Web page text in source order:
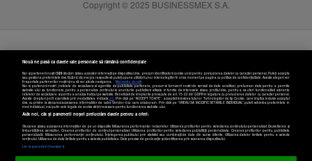
Copyright © 2025 BUSINESSMEX S.A.
Setări cookies
Nouă ne pasă ca datele tale personale să rămână confidențiale
Noi și partenerii noștri589stocăm și/sau accesăm informații pe dispozitivul dvs., precum identificatorii cookie unici pentru prelucrarea datelor cu caracter personal. Puteți accepta
sau gestiona preferințele dvs. făcând clic mai jos, respectiv vă puteți opune utilizării unui interes legitim în orice moment pe pagina cu politica de confidențialitate. Aceste alegeri vor
fi raportate partenerilor noștri și nu vă vor afecta navigarea.
Mai multe detalii
Noi si partenerii nostri (retelele de socializare si agentiile de publicitate partenere, precum si furnizorii nostri de servicii de date analitice) prelucram date pentru a permite
website-ului sa functioneze, pentru a personaliza continutul si anunturile publicitare afisate in functie de interesele si/sau profilul dvs., pentru a va oferi functionalitati aferente
retelelor de socializare si pentru a analiza traficul pe website. Beneficiati de drepturile prevazute de art. 15-22 din GDPR in legatura cu prelucrarea datelor cu caracter personal.
Aceste drepturi pot fi exercitate prin modalitatea indicataaici. Prin click pe “ACCEPT TOATE”, acceptati folosirea tuturor Tehnologiilor de tip Cookie, care implica inclusiv acceptul
dvs. cu privire la stocarea/accesarea informatiilor de catre Vendor-ii cu care colaboram. Prin click pe “VREAU SA MODIFIC SETARILE INDIVIDUAL” puteti schimba preferintele in
mod individual, mai putin cele legate de cookie strict necesare pentru functionarea website-ului.
Atât noi, cât și partenerii noștri prelucrăm datele pentru a oferi:
Stocarea și/sau accesarea informațiilor de pe un dispozitiv. Măsurarea performanței reclamelor. Utilizarea profilurilor pentru selectarea conținutului personalizat. Dezvoltarea și
îmbunătățirea serviciilor. Crearea profilurilor de conținut personalizat. Utilizarea profilurilor pentru selectarea publicității personalizate. Crearea profilurilor pentru publicitate
personalizată. Măsurarea performanței conținutului. Înțelegerea publicului prin statistici sau combinații de date din surse diferite. Utilizarea datelor limitate pentru a selecta
conținutul. Utilizarea de date limitate pentru a selecta publicitatea. Date precise de geolocație și identificarea prin scanarea dispozitivului.
Listă parteneri (furnizori)